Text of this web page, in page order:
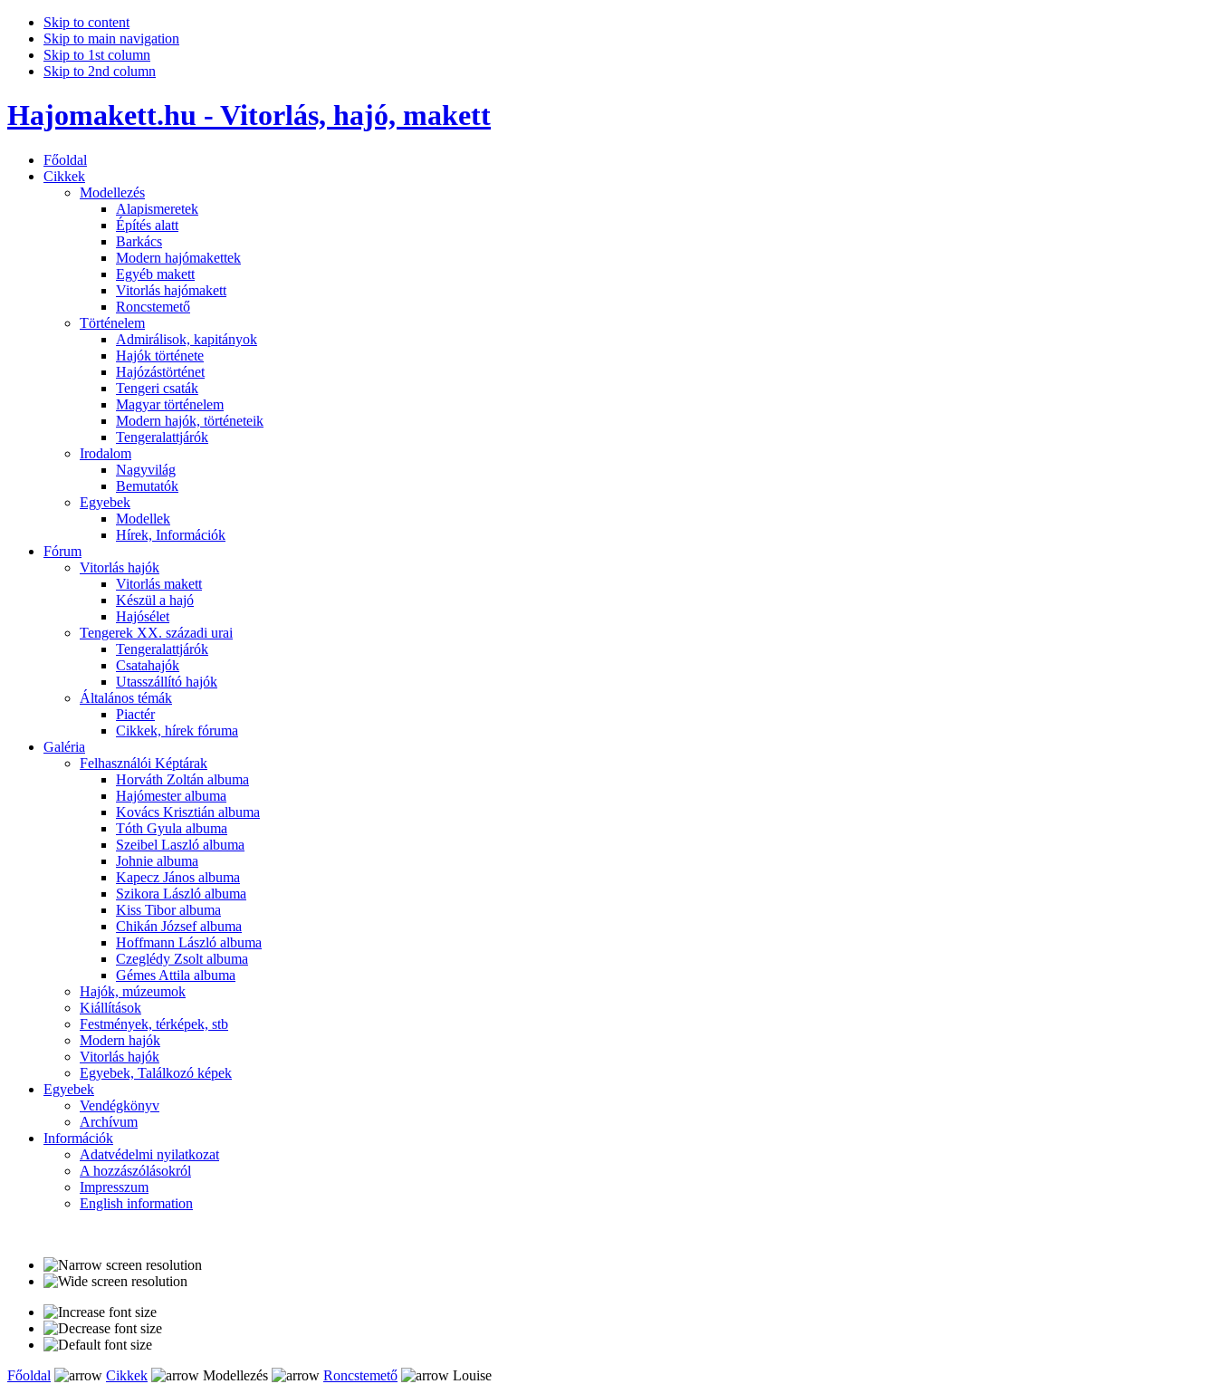
Skip to content
Skip to main navigation
Skip to 1st column
Skip to 2nd column
Hajomakett.hu - Vitorlás, hajó, makett
Főoldal
Cikkek
Modellezés
Alapismeretek
Építés alatt
Barkács
Modern hajómakettek
Egyéb makett
Vitorlás hajómakett
Roncstemető
Történelem
Admirálisok, kapitányok
Hajók története
Hajózástörténet
Tengeri csaták
Magyar történelem
Modern hajók, történeteik
Tengeralattjárók
Irodalom
Nagyvilág
Bemutatók
Egyebek
Modellek
Hírek, Információk
Fórum
Vitorlás hajók
Vitorlás makett
Készül a hajó
Hajósélet
Tengerek XX. századi urai
Tengeralattjárók
Csatahajók
Utasszállító hajók
Általános témák
Piactér
Cikkek, hírek fóruma
Galéria
Felhasználói Képtárak
Horváth Zoltán albuma
Hajómester albuma
Kovács Krisztián albuma
Tóth Gyula albuma
Szeibel Laszló albuma
Johnie albuma
Kapecz János albuma
Szikora László albuma
Kiss Tibor albuma
Chikán József albuma
Hoffmann László albuma
Czeglédy Zsolt albuma
Gémes Attila albuma
Hajók, múzeumok
Kiállítások
Festmények, térképek, stb
Modern hajók
Vitorlás hajók
Egyebek, Találkozó képek
Egyebek
Vendégkönyv
Archívum
Információk
Adatvédelmi nyilatkozat
A hozzászólásokról
Impresszum
English information
Főoldal Cikkek Modellezés Roncstemető Louise